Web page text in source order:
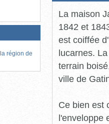
région de
La maison
1842 et
est coiffée
lucarnes.
terrain
ville de
Ce bien est
l'enveloppe